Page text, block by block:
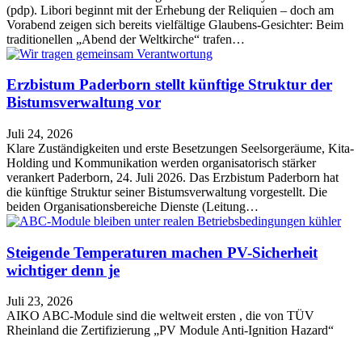
(pdp). Libori beginnt mit der Erhebung der Reliquien – doch am
Vorabend zeigen sich bereits vielfältige Glaubens-Gesichter: Beim
traditionellen „Abend der Weltkirche“ trafen…
Erzbistum Paderborn stellt künftige Struktur der
Bistumsverwaltung vor
Juli 24, 2026
Klare Zuständigkeiten und erste Besetzungen Seelsorgeräume, Kita-
Holding und Kommunikation werden organisatorisch stärker
verankert Paderborn, 24. Juli 2026. Das Erzbistum Paderborn hat
die künftige Struktur seiner Bistumsverwaltung vorgestellt. Die
beiden Organisationsbereiche Dienste (Leitung…
Steigende Temperaturen machen PV-Sicherheit
wichtiger denn je
Juli 23, 2026
AIKO ABC-Module sind die weltweit ersten , die von TÜV
Rheinland die Zertifizierung „PV Module Anti-Ignition Hazard“